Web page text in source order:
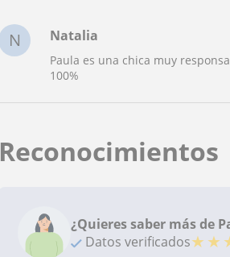
N Natalia
Paula es una chica muy
100%
Reconocimientos
¿Quieres saber más de
Datos verificados★ ★